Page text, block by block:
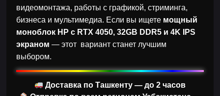
видеомонтажа, работы с графикой, стриминга,
бизнеса и мультимедиа. Если вы ищете мощный
моноблок HP с RTX 4050, 32GB DDR5 и 4K IPS
экраном — этот вариант станет лучшим
выбором.
Доставка по Ташкенту — до 2 часов